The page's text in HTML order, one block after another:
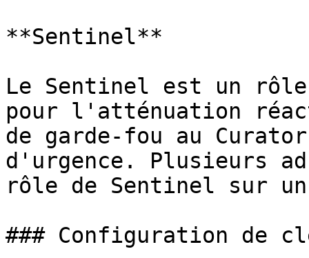
**Sentinel**
Le Sentinel est un
pour l'atténuation
de garde-fou au
d'urgence. Plusieurs
rôle de Sentinel sur
### Configuration de